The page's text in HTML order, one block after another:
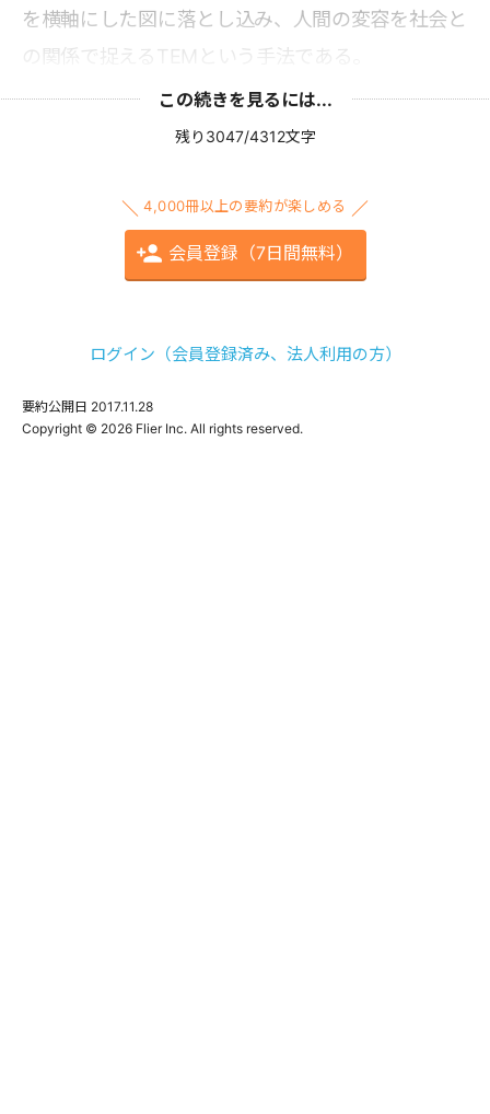
を横軸にした図に落とし込み、人間の変容を社会と
の関係で捉えるTEMという手法である。
この続きを見るには...
残り3047/4312文字
4,000冊以上の要約が楽しめる
会員登録（7日間無料）
ログイン（会員登録済み、法人利用の方）
要約公開日 2017.11.28